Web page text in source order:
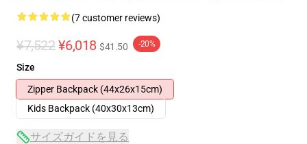
(7 customer reviews)
¥7,522 ¥6,018 $41.50 -20%
Size
Zipper Backpack (44x26x15cm)
Kids Backpack (40x30x13cm)
サイズガイドを見る